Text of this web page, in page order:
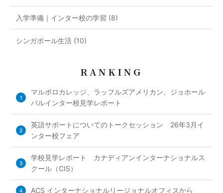
入学準備｜インター校の学習 (8)
シンガポール生活 (10)
RANKING
1
マルボロカレッジ、ラッフルズアメリカン、ジョホール
バルインター校見学レポート
2
英語サポートについてのトークセッション 26年3月イ
ンター校フェア
3
学校見学レポート カナディアンインターナショナルス
クール（CIS）
4 ACS インターナショナルリージョナルオフィスから